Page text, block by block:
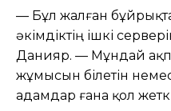
— Бұл жалған
әкімдіктің ішкі
Данияр. — Мұндай
жұмысын білетін
адамдар ғана қол